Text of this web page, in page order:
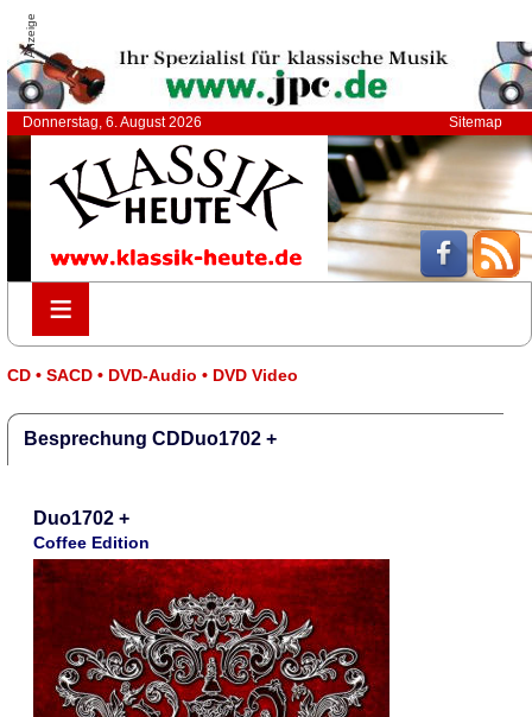
Anzeige
Donnerstag, 6. August 2026 Sitemap
≡
≡
CD • SACD • DVD-Audio • DVD Video
Besprechung CDDuo1702 +
Duo1702 +
Coffee Edition